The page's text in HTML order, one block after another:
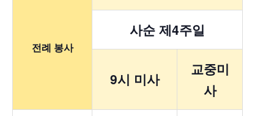
전례 봉사
사순 제4주일
9시 미사
교중미
사